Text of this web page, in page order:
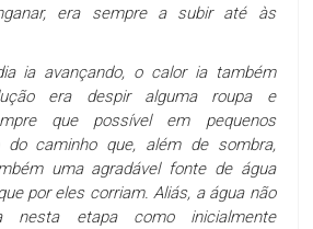
era sempre a subir até às
ia avançando, o calor ia também
era despir alguma roupa e
que possível em pequenos
do caminho que, além de sombra,
uma agradável fonte de água
por eles corriam. Aliás, a água não
nesta etapa como inicialmente